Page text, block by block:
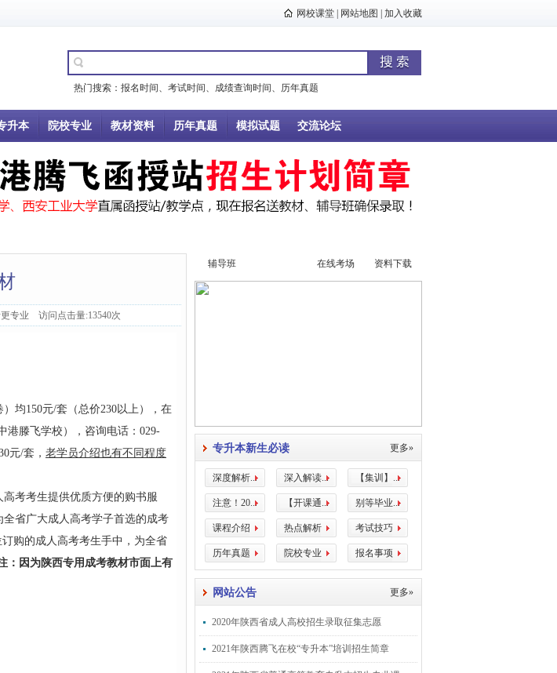
网校课堂 网站地图 加入收藏
热门搜索： 报名时间 、 考试时间 、 成绩查询时间 、 历年真题
升本 院校专业 教材资料 历年真题 模拟试题 交流论坛
专业 访问点击量:13540次
均150元/套（总价230以上），在
港滕飞学校），咨询电话：029-
元/套， 老学员介绍也有不同程度
考考生提供优质方便的购书服
省广大成人高考学子首选的成考
购的成人高考考生手中，为全省
：因为陕西专用成考教材市面上有
辅导班 在线考场 资料下载
专升本新生必读 更多»
深度解析... 深入解读... 【集训】...
注意！20... 【开课通... 别等毕业...
课程介绍 热点解析 考试技巧
历年真题 院校专业 报名事项
网站公告 更多»
2020年陕西省成人高校招生录取征集志愿
2021年陕西腾飞在校“专升本”培训招生简章